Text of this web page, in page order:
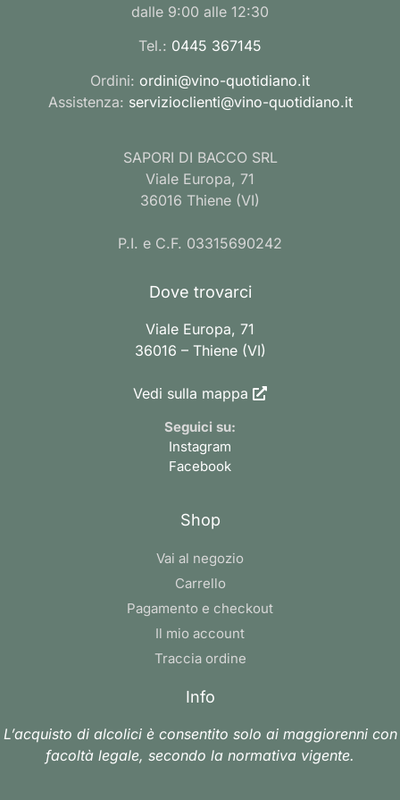
dalle 9:00 alle 12:30
Tel.: 0445 367145
Ordini: ordini@vino-quotidiano.it
Assistenza: servizioclienti@vino-quotidiano.it
SAPORI DI BACCO SRL
Viale Europa, 71
36016 Thiene (VI)
P.I. e C.F. 03315690242
Dove trovarci
Viale Europa, 71
36016 – Thiene (VI)
Vedi sulla mappa
Seguici su:
Instagram
Facebook
Shop
Vai al negozio
Carrello
Pagamento e checkout
Il mio account
Traccia ordine
Info
L’acquisto di alcolici è consentito solo ai maggiorenni con
facoltà legale, secondo la normativa vigente.